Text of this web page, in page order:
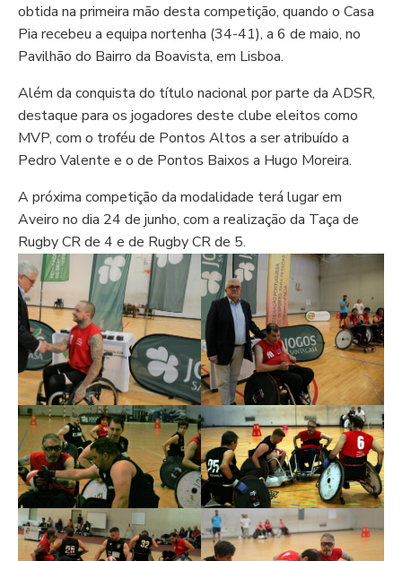
obtida na primeira mão desta competição, quando o Casa
Pia recebeu a equipa nortenha (34-41), a 6 de maio, no
Pavilhão do Bairro da Boavista, em Lisboa.
Além da conquista do título nacional por parte da ADSR,
destaque para os jogadores deste clube eleitos como
MVP, com o troféu de Pontos Altos a ser atribuído a
Pedro Valente e o de Pontos Baixos a Hugo Moreira.
A próxima competição da modalidade terá lugar em
Aveiro no dia 24 de junho, com a realização da Taça de
Rugby CR de 4 e de Rugby CR de 5.